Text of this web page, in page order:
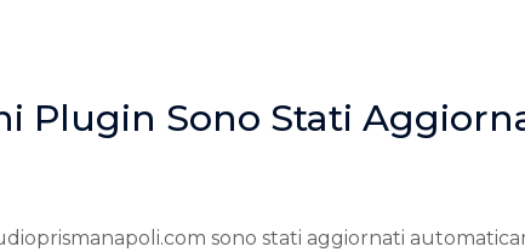
Plugin Sono Stati
sono stati aggiornati